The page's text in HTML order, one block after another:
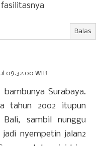
Balas
09.32.00 WIB
Surabaya.
tahun 2002 itupun
sambil nunggu
nyempetin jalan2